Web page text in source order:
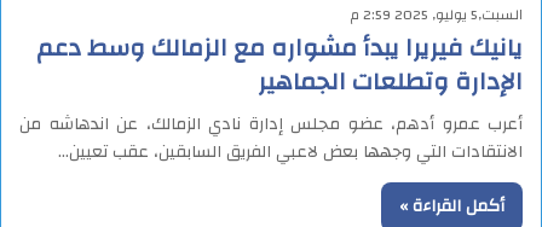
السبت,5 يوليو, 2025 2:59 م
يانيك فيريرا يبدأ مشواره مع الزمالك وسط دعم
الإدارة وتطلعات الجماهير
أعرب عمرو أدهم، عضو مجلس إدارة نادي الزمالك، عن اندهاشه من
الانتقادات التي وجهها بعض لاعبي الفريق السابقين، عقب تعيين…
أكمل القراءة »